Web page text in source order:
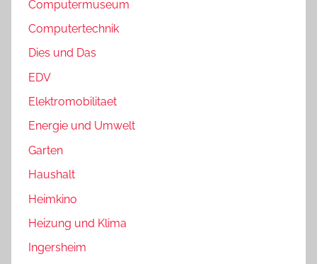
Computermuseum
Computertechnik
Dies und Das
EDV
Elektromobilitaet
Energie und Umwelt
Garten
Haushalt
Heimkino
Heizung und Klima
Ingersheim